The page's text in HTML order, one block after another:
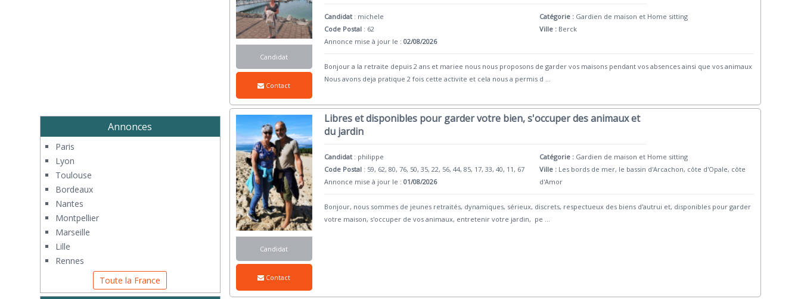
Candidat
Contact
Candidat : michele
Code Postal : 62
Annonce mise à jour le :02/08/2026
Catégorie : Gardien de maison et Home sitting
Ville : Berck
Bonjour a la retraite depuis 2 ans et mariee nous nous proposons de garder vos maisons pendant vos absences ainsi que vos animaux
Nous avons deja pratique 2 fois cette activite et cela nous a permis d ...
Candidat
Contact
Libres et disponibles pour garder votre bien, s'occuper des animaux et
du jardin
Candidat : philippe
Code Postal : 59, 62, 80, 76, 50, 35, 22, 56, 44, 85, 17, 33, 40, 11, 67
Annonce mise à jour le :01/08/2026
Catégorie : Gardien de maison et Home sitting
Ville : Les bords de mer, le bassin d'Arcachon, côte d'Opale, côte
d'Amor
Bonjour, nous sommes de jeunes retraités, dynamiques, sérieux, discrets, respectueux des biens d'autrui et, disponibles pour garder
votre maison, s'occuper de vos animaux, entretenir votre jardin, pe
Annonces
Paris
Lyon
Toulouse
Bordeaux
Nantes
Montpellier
Marseille
Lille
Rennes
Toute la France